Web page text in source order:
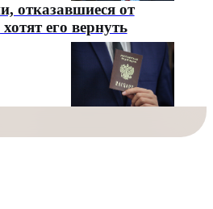
отказавшиеся от
его вернуть